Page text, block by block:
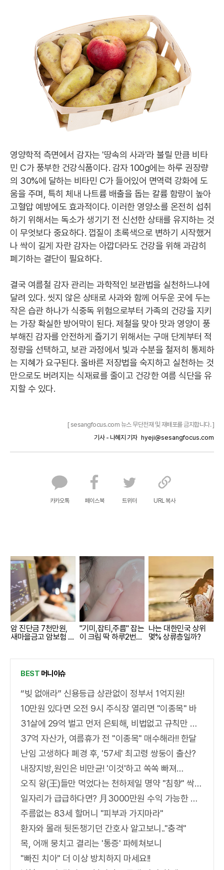
영양학적 측면에서 감자는 '땅속의 사과'라 불릴 만큼 비타
민 C가 풍부한 건강식품이다. 감자 100g에는 하루 권장량
의 30%에 달하는 비타민 C가 들어있어 면역력 강화에 도
움을 주며, 특히 체내 나트륨 배출을 돕는 칼륨 함량이 높아
고혈압 예방에도 효과적이다. 이러한 영양소를 온전히 섭취
하기 위해서는 독소가 생기기 전 신선한 상태를 유지하는 것
이 무엇보다 중요하다. 껍질이 초록색으로 변하기 시작했거
나 싹이 길게 자란 감자는 아깝더라도 건강을 위해 과감히
폐기하는 결단이 필요하다.
결국 여름철 감자 관리는 과학적인 보관법을 실천하느냐에
달려 있다. 씻지 않은 상태로 사과와 함께 어두운 곳에 두는
작은 습관 하나가 식중독 위험으로부터 가족의 건강을 지키
는 가장 확실한 방어막이 된다. 제철을 맞아 맛과 영양이 풍
부해진 감자를 안전하게 즐기기 위해서는 구매 단계부터 적
정량을 선택하고, 보관 과정에서 빛과 수분을 철저히 통제하
는 지혜가 요구된다. 올바른 저장법을 숙지하고 실천하는 것
만으로도 버려지는 식재료를 줄이고 건강한 여름 식단을 유
지할 수 있다.
[ sesangfocus.com 뉴스 무단전재 및 재배포를 금지합니다. ]
기사 - 나혜지 기자 hyeji@sesangfocus.com
카카오톡 페이스북 트위터 URL 복사
암 진단금 7천만원,
새마을금고 암보험 출
"기미,잡티,주름" 잡는
이 크림 딱 하루2번
나는 대한민국 상위
몇% 상류층일까?
BEST 머니이슈
“빚 없애라” 신용등급 상관없이 정부서 1억지원!
10만원 있다면 오전 9시 주식장 열리면 "이종목" 바
31살에 29억 벌고 먼저 은퇴해, 비법없고 규칙만 지켰다!
37억 자산가, 여름휴가 전 "이종목" 매수해라!! 한달
난임 고생하다 폐경 후, '57세' 최고령 쌍둥이 출산?
내장지방,원인은 비만균! '이것'하고 쏙쏙 빠져…
오직 왕(王)들만 먹었다는 천하제일 명약 "침향" 싹쓰리 완판!! 왜 난리났나 봤더니..경악!
일자리가 급급하다면? 月3000만원 수익 가능한 이 "자격증" 주목받고 있어..
주름없는 83세 할머니 "피부과 가지마라"
환자와 몰래 뒷돈챙기던 간호사 알고보니.."충격"
목, 어깨 뭉치고 결리는 '통증' 파헤쳐보니
"빠진 치아" 더 이상 방치하지 마세요!!